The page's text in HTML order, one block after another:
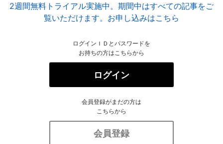
2週間無料トライアル実施中。期間中はすべての記事をご
覧いただけます。お申し込みはこちら
ログインＩＤとパスワードを
お持ちの方はこちらから
ログイン
会員登録がまだの方は
こちらから
会員登録